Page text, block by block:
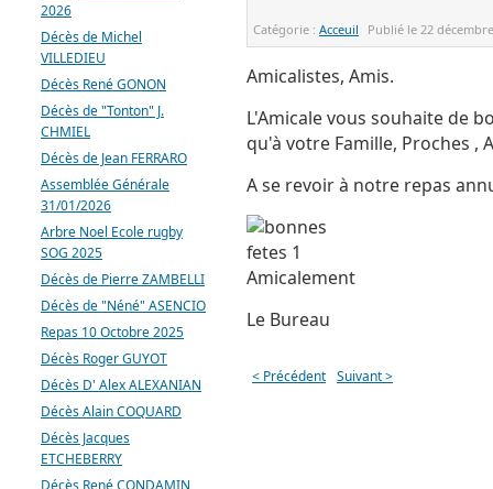
Catégorie :Acceuil Publié le22
Amicalistes, Amis.
L'Amicale vous souhaite de
qu'à votre Famille, Proches ,
A se revoir à notre repas
Amicalement
Le Bureau
< Précédent Suivant >
2026
Décès de Michel
VILLEDIEU
Décès René GONON
Décès de "Tonton" J.
CHMIEL
Décès de Jean FERRARO
Assemblée Générale
31/01/2026
Arbre Noel Ecole rugby
SOG 2025
Décès de Pierre ZAMBELLI
Décès de "Néné" ASENCIO
Repas 10 Octobre 2025
Décès Roger GUYOT
Décès D' Alex ALEXANIAN
Décès Alain COQUARD
Décès Jacques
ETCHEBERRY
Décès René CONDAMIN